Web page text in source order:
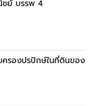
ชย์ บรรพ 4
ครองปรปักษ์ในที่ดินของ